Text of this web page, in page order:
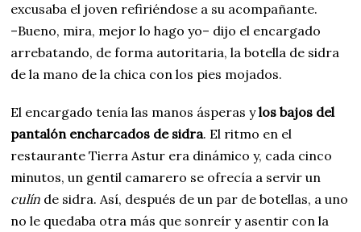
excusaba el joven refiriéndose a su acompañante.
–Bueno, mira, mejor lo hago yo– dijo el encargado
arrebatando, de forma autoritaria, la botella de sidra
de la mano de la chica con los pies mojados.
El encargado tenía las manos ásperas ylos bajos del
pantalón encharcados de sidra. El ritmo en el
restaurante Tierra Astur era dinámico y, cada cinco
minutos, un gentil camarero se ofrecía a servir un
culín de sidra. Así, después de un par de botellas, a uno
no le quedaba otra más que sonreír y asentir con la